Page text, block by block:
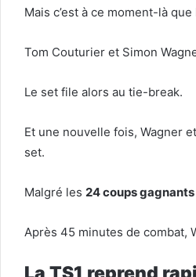
Mais c’est à ce moment-là
Tom Couturier et Simon
Le set file alors au tie-break.
Et une nouvelle fois, Wagner
set.
Malgré les 24 coups
Après 45 minutes de combat,